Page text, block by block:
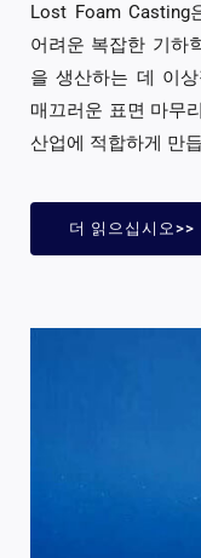
Lost Foam Casting
어려운 복잡한 기하
을 생산하는 데 이
매끄러운 표면 마무
산업에 적합하게 만
더 읽으십시오>>